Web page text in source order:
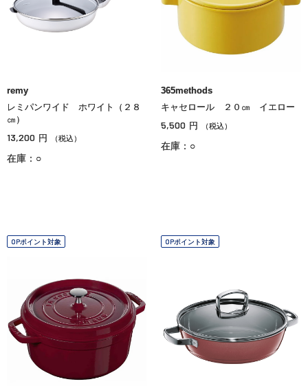
remy
レミパンワイド ホワイト（２８
㎝）
13,200 円 （税込）
在庫：○
365methods
キャセロール ２０㎝ イエロー
5,500 円 （税込）
在庫：○
OPポイント対象 OPポイント対象